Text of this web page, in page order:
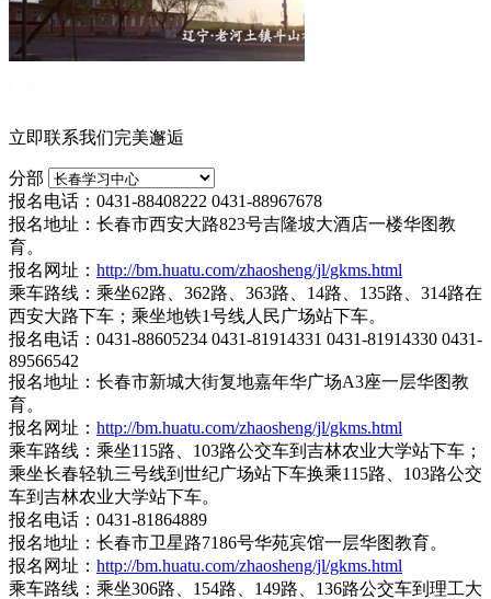
立即联系我们完美邂逅
分部
报名电话：0431-88408222 0431-88967678
报名地址：长春市西安大路823号吉隆坡大酒店一楼华图教
育。
报名网址： http://bm.huatu.com/zhaosheng/jl/gkms.html
乘车路线：乘坐62路、362路、363路、14路、135路、314路在
西安大路下车；乘坐地铁1号线人民广场站下车。
报名电话：0431-88605234 0431-81914331 0431-81914330 0431-
89566542
报名地址：长春市新城大街复地嘉年华广场A3座一层华图教
育。
报名网址： http://bm.huatu.com/zhaosheng/jl/gkms.html
乘车路线：乘坐115路、103路公交车到吉林农业大学站下车；
乘坐长春轻轨三号线到世纪广场站下车换乘115路、103路公交
车到吉林农业大学站下车。
报名电话：0431-81864889
报名地址：长春市卫星路7186号华苑宾馆一层华图教育。
报名网址： http://bm.huatu.com/zhaosheng/jl/gkms.html
乘车路线：乘坐306路、154路、149路、136路公交车到理工大